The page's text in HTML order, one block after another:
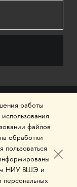
работы
файлов
обработки
пользоваться
НИУ ВШЭ и
персональных